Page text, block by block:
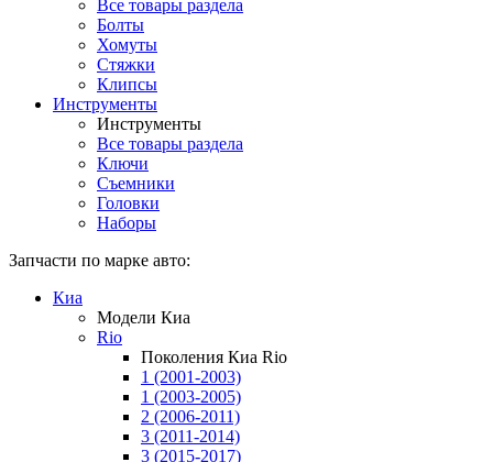
Все товары раздела
Болты
Хомуты
Стяжки
Клипсы
Инструменты
Инструменты
Все товары раздела
Ключи
Съемники
Головки
Наборы
Запчасти по марке авто:
Киа
Модели Киа
Rio
Поколения Киа Rio
1 (2001-2003)
1 (2003-2005)
2 (2006-2011)
3 (2011-2014)
3 (2015-2017)